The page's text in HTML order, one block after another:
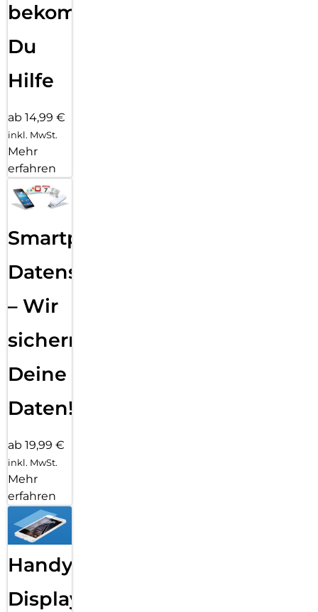
bekommst
Du
Hilfe
ab 14,99 €
inkl. MwSt.
Mehr
erfahren
Smartphone
Datensicherung
– Wir
sichern
Deine
Daten!
ab 19,99 €
inkl. MwSt.
Mehr
erfahren
Handy
Displayfolie